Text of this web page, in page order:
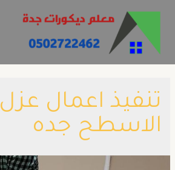
تنفيذ اعمال عزل
الاسطح جده